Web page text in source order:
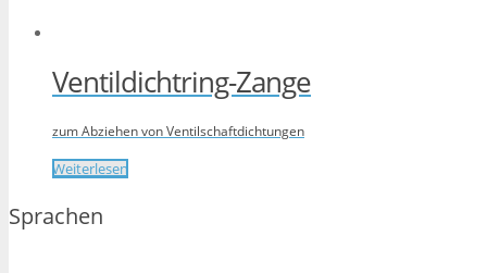
Ventildichtring-Zange
zum Abziehen von Ventilschaftdichtungen
Weiterlesen
Sprachen